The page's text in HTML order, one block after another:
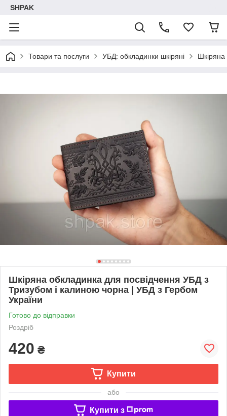
SHPAK
Товари та послуги УБД: обкладинки шкіряні
Шкіряна обкладинка для посвідчення УБД з
Тризубом і калиною чорна | УБД з Гербом
України
Готово до відправки
Роздріб
420 ₴
Купити
або
Купити з